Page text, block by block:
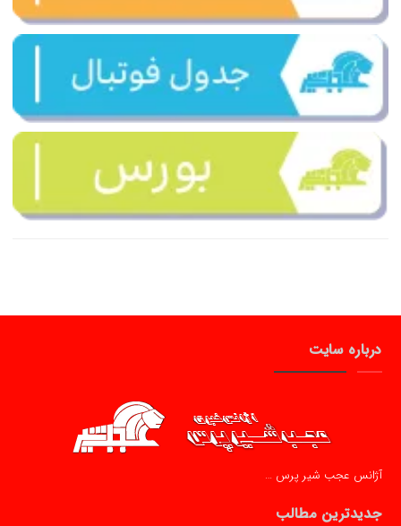
درباره سایت
آژانس عجب شیر پرس …
جدیدترین مطالب